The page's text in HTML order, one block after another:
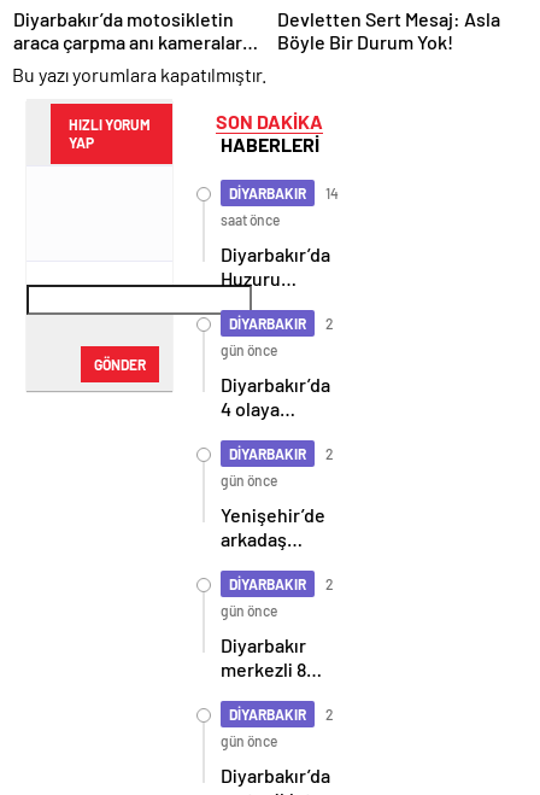
Diyarbakır’da motosikletin
araca çarpma anı kameralara
yansıdı
Devletten Sert Mesaj: Asla
Böyle Bir Durum Yok!
Bu yazı yorumlara kapatılmıştır.
HIZLI YORUM
YAP
GÖNDER
SON DAKİKA
HABERLERİ
DİYARBAKIR
14
saat önce
Diyarbakır’da
Huzuru
sıkı denetim
DİYARBAKIR
2
gün önce
Diyarbakır’da
4 olaya
belirlenen
şüpheliler
yakalandı
DİYARBAKIR
2
gün önce
Yenişehir’de
arkadaş
birbirine
girdi: 2
yaralı
DİYARBAKIR
2
gün önce
Diyarbakır
merkezli 8
zorbalık
operasyonu:
2 tutuklama
DİYARBAKIR
2
gün önce
Diyarbakır’da